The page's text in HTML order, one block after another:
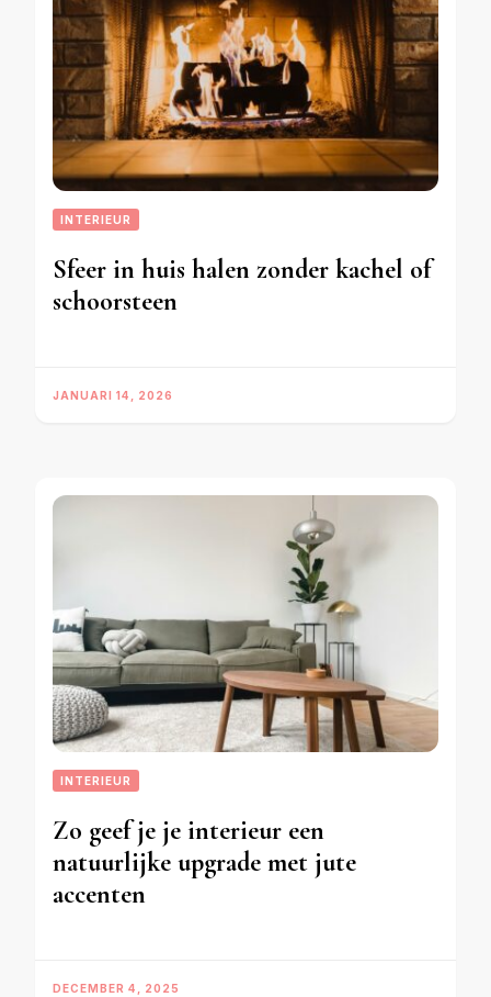
INTERIEUR
Sfeer in huis halen zonder kachel of
schoorsteen
JANUARI 14, 2026
INTERIEUR
Zo geef je je interieur een
natuurlijke upgrade met jute
accenten
DECEMBER 4, 2025